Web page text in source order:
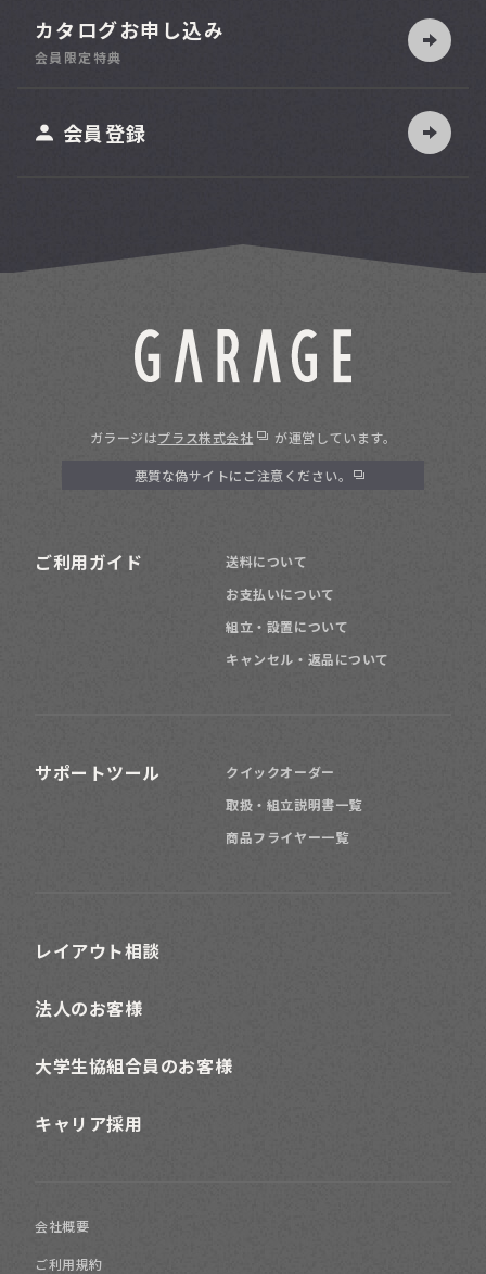
カタログお申し込み
会員限定特典
会員登録
ガラージはプラス株式会社 が運営しています。
悪質な偽サイトにご注意ください。
ご利用ガイド
送料について
お支払いについて
組立・設置について
キャンセル・返品について
サポートツール
クイックオーダー
取扱・組立説明書一覧
商品フライヤー一覧
レイアウト相談
法人のお客様
大学生協組合員のお客様
キャリア採用
会社概要
ご利用規約